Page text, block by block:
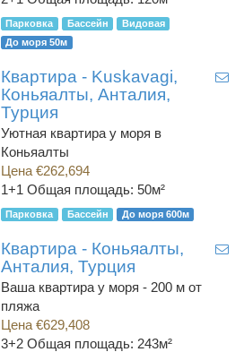
Парковка Бассейн
Видовая
До моря 50м
Квартира - Kuskavagi,
Коньяалты, Анталия,
Турция
Уютная квартира у моря в
Коньяалты
Цена €262,694
1+1 Общая площадь: 50м²
Парковка Бассейн До моря 600м
Квартира - Коньяалты,
Анталия, Турция
Ваша квартира у моря - 200 м от
пляжа
Цена €629,408
3+2 Общая площадь: 243м²